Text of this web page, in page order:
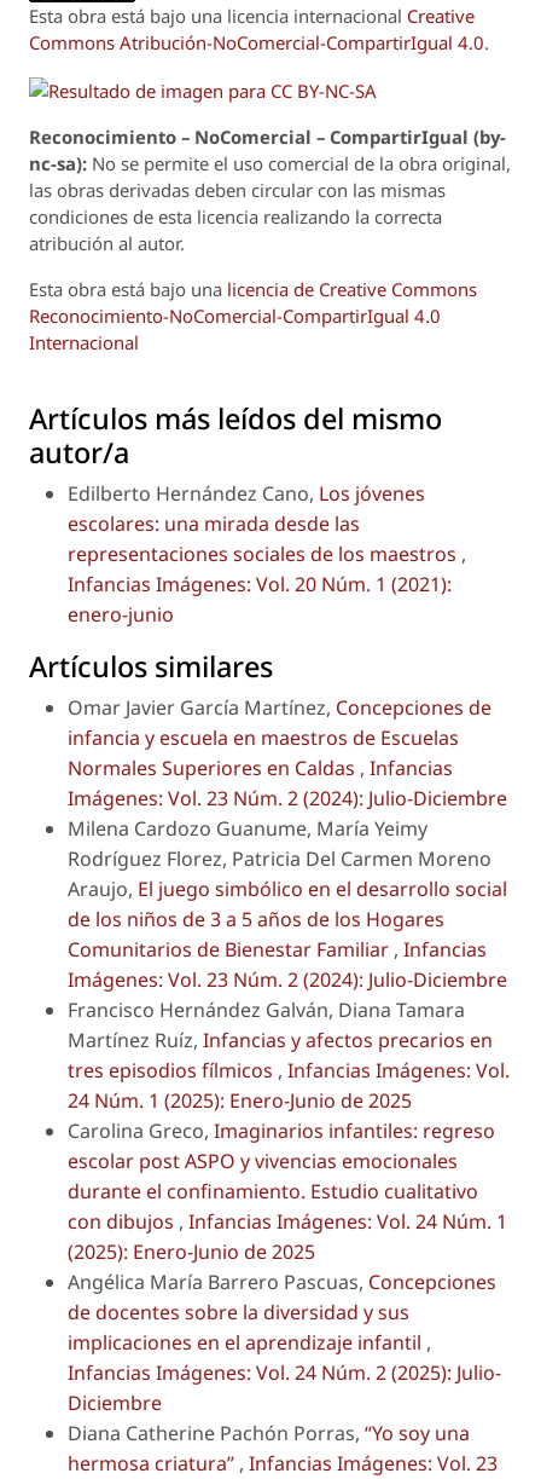
Esta obra está bajo una licencia internacional Creative
Commons Atribución-NoComercial-CompartirIgual 4.0.
Reconocimiento – NoComercial – CompartirIgual (by-
nc-sa): No se permite el uso comercial de la obra original,
las obras derivadas deben circular con las mismas
condiciones de esta licencia realizando la correcta
atribución al autor.
Esta obra está bajo una licencia de Creative Commons
Reconocimiento-NoComercial-CompartirIgual 4.0
Internacional
Artículos más leídos del mismo
autor/a
Edilberto Hernández Cano, Los jóvenes
escolares: una mirada desde las
representaciones sociales de los maestros ,
Infancias Imágenes: Vol. 20 Núm. 1 (2021):
enero-junio
Artículos similares
Omar Javier García Martínez, Concepciones de
infancia y escuela en maestros de Escuelas
Normales Superiores en Caldas , Infancias
Imágenes: Vol. 23 Núm. 2 (2024): Julio-Diciembre
Milena Cardozo Guanume, María Yeimy
Rodríguez Florez, Patricia Del Carmen Moreno
Araujo, El juego simbólico en el desarrollo social
de los niños de 3 a 5 años de los Hogares
Comunitarios de Bienestar Familiar , Infancias
Imágenes: Vol. 23 Núm. 2 (2024): Julio-Diciembre
Francisco Hernández Galván, Diana Tamara
Martínez Ruíz, Infancias y afectos precarios en
tres episodios fílmicos , Infancias Imágenes: Vol.
24 Núm. 1 (2025): Enero-Junio de 2025
Carolina Greco, Imaginarios infantiles: regreso
escolar post ASPO y vivencias emocionales
durante el confinamiento. Estudio cualitativo
con dibujos , Infancias Imágenes: Vol. 24 Núm. 1
(2025): Enero-Junio de 2025
Angélica María Barrero Pascuas, Concepciones
de docentes sobre la diversidad y sus
implicaciones en el aprendizaje infantil ,
Infancias Imágenes: Vol. 24 Núm. 2 (2025): Julio-
Diciembre
Diana Catherine Pachón Porras, “Yo soy una
hermosa criatura” , Infancias Imágenes: Vol. 23